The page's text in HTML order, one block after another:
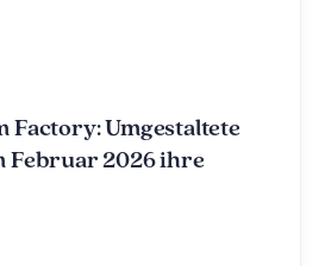
Factory: Umgestaltete
Februar 2026 ihre